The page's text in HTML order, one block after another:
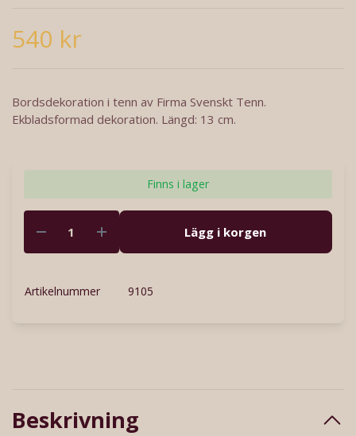
540 kr
Bordsdekoration i tenn av Firma Svenskt Tenn.
Ekbladsformad dekoration. Längd: 13 cm.
Finns i lager
Lägg i korgen
Artikelnummer 9105
Beskrivning